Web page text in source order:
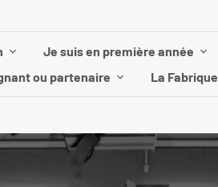
Je suis en première année
ou partenaire
La Fabrique